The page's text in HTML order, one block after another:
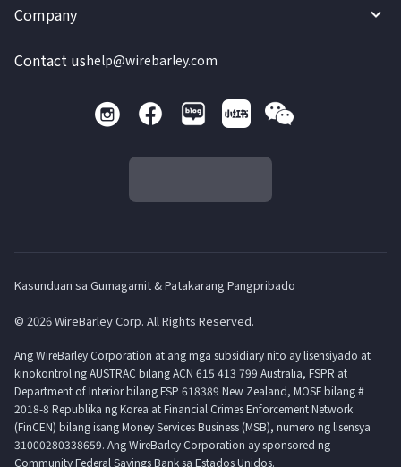
Company
Contact ushelp@wirebarley.com
Kasunduan sa Gumagamit & Patakarang Pangpribado
© 2026 WireBarley Corp. All Rights Reserved.
Ang WireBarley Corporation at ang mga subsidiary nito ay lisensiyado at
kinokontrol ng AUSTRAC bilang ACN 615 413 799 Australia, FSPR at
Department of Interior bilang FSP 618389 New Zealand, MOSF bilang #
2018-8 Republika ng Korea at Financial Crimes Enforcement Network
(FinCEN) bilang isang Money Services Business (MSB), numero ng lisensya
31000280338659. Ang WireBarley Corporation ay sponsored ng
Community Federal Savings Bank sa Estados Unidos.